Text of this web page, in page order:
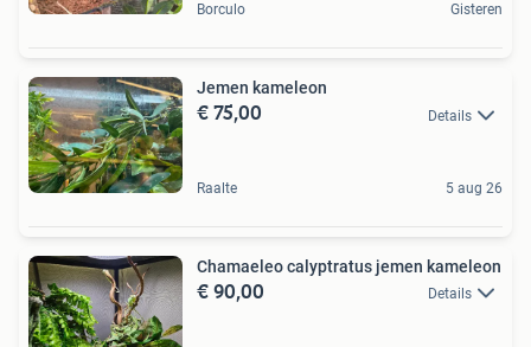
Borculo Gisteren
Jemen kameleon
€ 75,00 Details
Raalte 5 aug 26
Chamaeleo calyptratus jemen kameleon
€ 90,00 Details